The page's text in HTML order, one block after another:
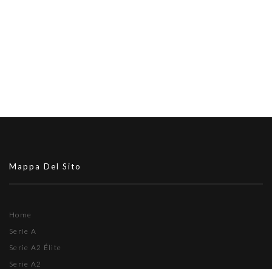
Mappa Del Sito
Home
Serie A
Serie A2 Élite
Serie A2